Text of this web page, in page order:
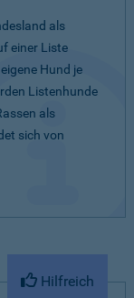
als
einer Liste
Hund je
Listenhunde
als
sich von
Hilfreich